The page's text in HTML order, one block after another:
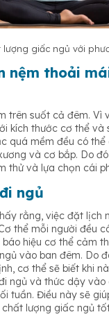
lượng giấc ngủ với
thoải
trên suốt cả đêm. Vì
kích thước cơ thể và
quá mềm đều có
và cơ bắp. Do
thử và lựa chọn cái
ngủ
rằng, việc đặt lịch
thể mỗi người đều
hiệu cơ thể cảm
vào ban đêm. Do
cơ thể sẽ biết khi
ngủ và thức dậy
tuần. Điều này sẽ
lượng giấc ngủ